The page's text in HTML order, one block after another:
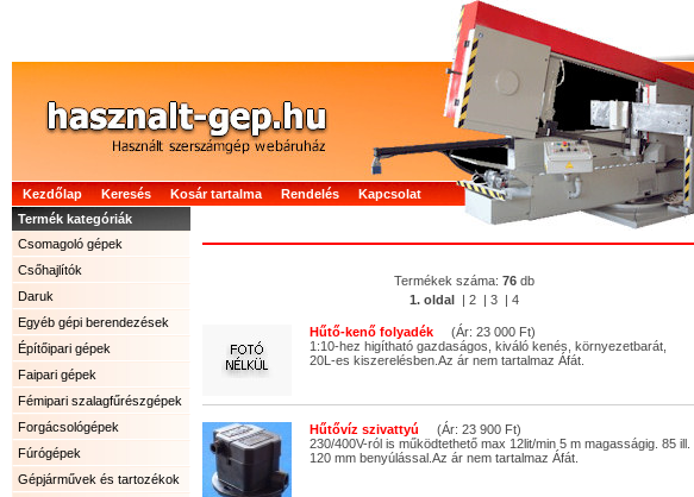
Kezdőlap Keresés Kosár tartalma Rendelés
Kapcsolat
Termék kategóriák
Csomagoló gépek
Csőhajlítók
Daruk
Egyéb gépi berendezések
Építőipari gépek
Faipari gépek
Fémipari szalagfűrészgépek
Forgácsológépek
Fúrógépek
Gépjárművek és tartozékok
Termékek száma: 76 db
1. oldal | 2 | 3 | 4
Hűtő-kenő folyadék (Ár: 23 000 Ft)
1:10-hez higítható gazdaságos, kiváló kenés, környezetbarát,
20L-es kiszerelésben.Az ár nem tartalmaz Áfát.
Hűtővíz szivattyú (Ár: 23 900 Ft)
230/400V-ról is működtethető max 12lit/min 5 m magasságig. 85 ill.
120 mm benyúlással.Az ár nem tartalmaz Áfát.